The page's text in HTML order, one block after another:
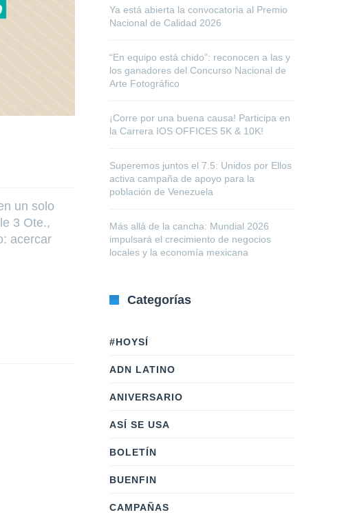
un solo
3 Ote.,
acercar
Ya está abierta la convocatoria al Premio
Nacional de Calidad 2026
“En equipo está chido”: reconocen a las y
los ganadores del Concurso Nacional de
Arte Fotográfico
¡Corre por una buena causa! Participa en
la Carrera IOS OFFICES 5K & 10K!
Superemos juntos el 7.5: Unidos por Ellos
activa campaña de apoyo para la
población de Venezuela
Más allá de la cancha: Mundial 2026
impulsará el crecimiento de negocios
locales y la economía mexicana
Categorías
#HOYSÍ
ADN LATINO
ANIVERSARIO
ASÍ SE USA
BOLETÍN
BUENFIN
CAMPAÑAS